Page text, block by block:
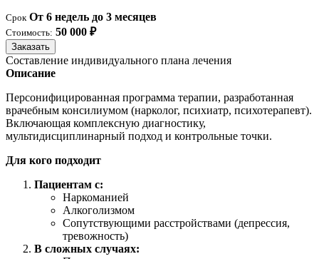
Срок От 6 недель до 3 месяцев
Стоимость: 50 000 ₽
Заказать
Составление индивидуального плана лечения
Описание
Персонифицированная программа терапии, разработанная
врачебным консилиумом (нарколог, психиатр, психотерапевт).
Включающая комплексную диагностику,
мультидисциплинарный подход и контрольные точки.
Для кого подходит
Пациентам с:
Наркоманией
Алкоголизмом
Сопутствующими расстройствами (депрессия,
тревожность)
В сложных случаях: